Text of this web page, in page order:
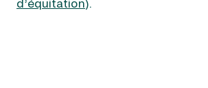
d’équitation).